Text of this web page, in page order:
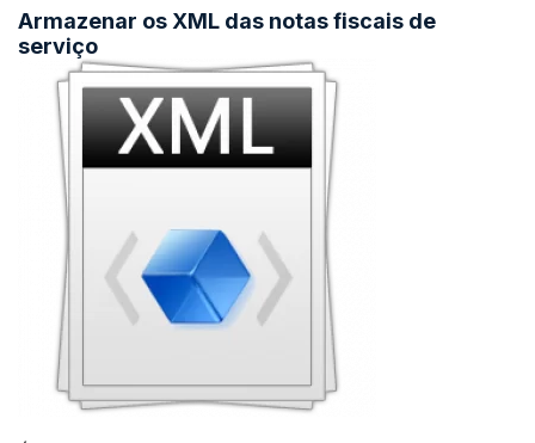
Armazenar os XML das notas fiscais de
serviço